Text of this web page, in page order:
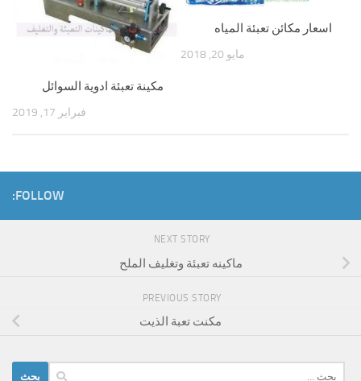
مكينة تعبئة ادوية السوائل
فبراير 17, 2019
اسعار مكائن تعبئة المياه
مايو 20, 2018
FOLLOW:
NEXT STORY
ماكينه تعبئة وتغليف الملح
PREVIOUS STORY
مكنت تعبة الذيت